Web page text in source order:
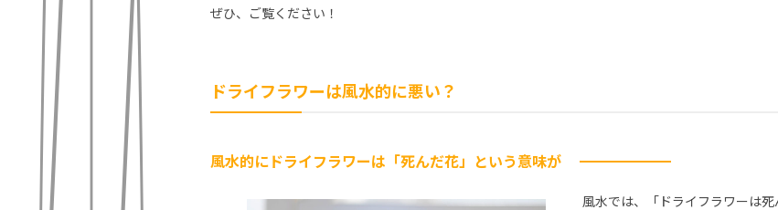
ぜひ、ご覧ください！
ドライフラワーは風水的に悪い？
風水的にドライフラワーは「死んだ花」という意味が
風水では、「ドライフラワーは死